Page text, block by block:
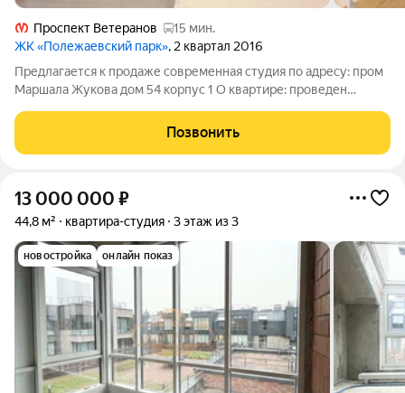
Проспект Ветеранов
15 мин.
ЖК «Полежаевский парк», 2 квартал 2016
Предлагается к продаже современная студия по адресу: пром
Маршала Жукова дом 54 корпус 1 О квартире: проведен
шумоизоляцией, 3 ступени защиты. + в санузле установлена
сантехника известных мировых брендов (
Позвонить
13 000 000 ₽
44,8 м² квартира-студия 3 этаж из 3
новостройка онлайн показ